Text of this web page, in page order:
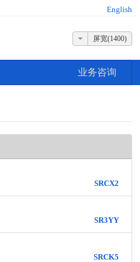
English
屏宽(1400)
业务咨询
SRCX2
SR3YY
SRCK5